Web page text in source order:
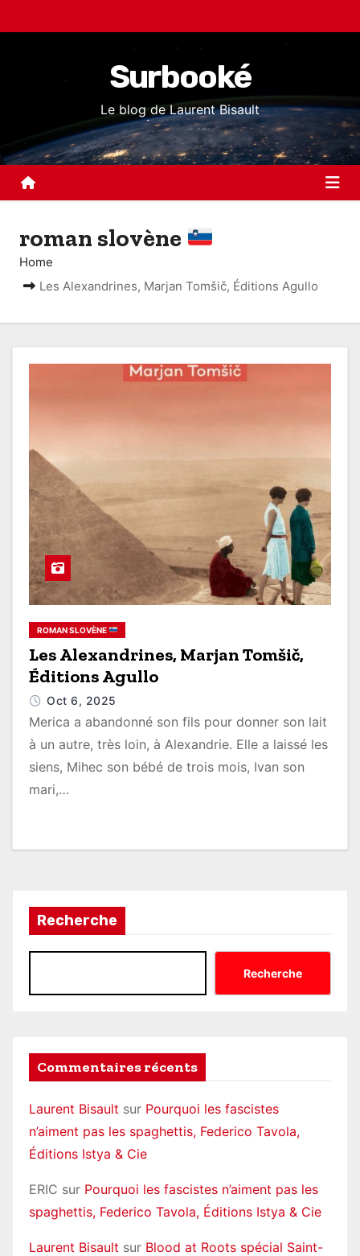
k
t
o
Surbooké
Le blog de Laurent Bisault
roman slovène
Home
Les Alexandrines, Marjan Tomšič, Éditions Agullo
ROMAN SLOVÈNE
Les Alexandrines, Marjan Tomšič,
Éditions Agullo
Oct 6, 2025
Merica a abandonné son fils pour donner son lait
à un autre, très loin, à Alexandrie. Elle a laissé les
siens, Mihec son bébé de trois mois, Ivan son
mari,…
Recherche
Recherche
Commentaires récents
Laurent Bisault sur Pourquoi les fascistes
n’aiment pas les spaghettis, Federico Tavola,
Éditions Istya & Cie
ERIC sur Pourquoi les fascistes n’aiment pas les
spaghettis, Federico Tavola, Éditions Istya & Cie
Laurent Bisault sur Blood at Roots spécial Saint-